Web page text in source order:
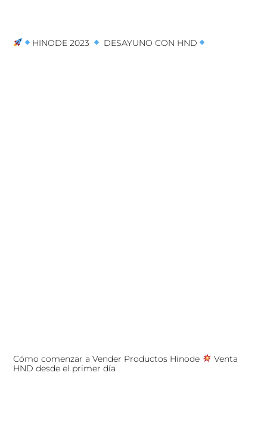
HINODE 2023 DESAYUNO CON HND
Cómo comenzar a Vender Productos Hinode
Venta
HND desde el primer día